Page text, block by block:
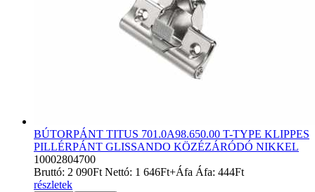
BÚTORPÁNT TITUS 701.0A98.650.00 T-TYPE KLIPPES
PILLÉRPÁNT GLISSANDO KÖZÉZÁRÓDÓ NIKKEL
10002804700
Bruttó: 2 090Ft Nettó: 1 646Ft+Áfa Áfa: 444Ft
részletek